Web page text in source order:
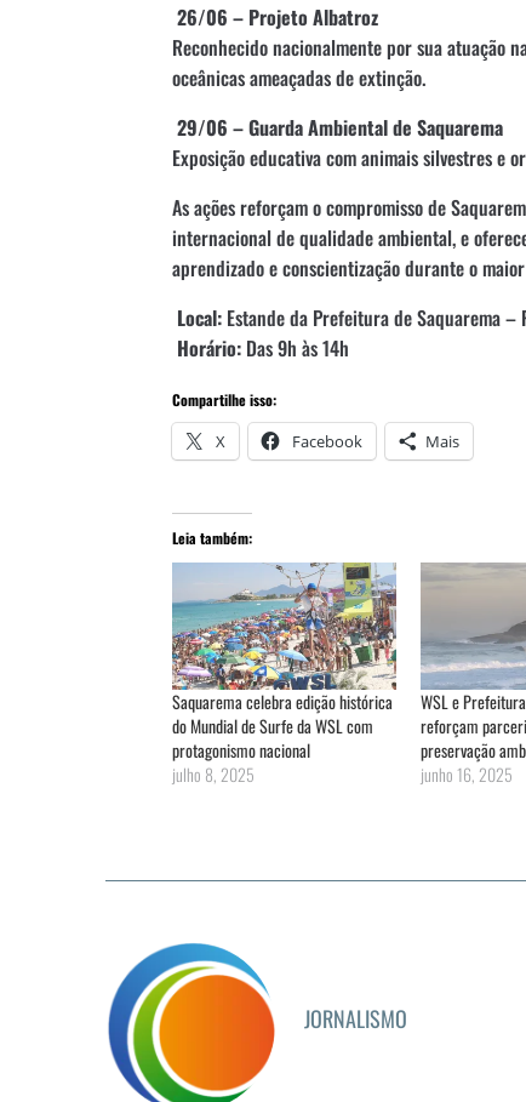
26/06 – Projeto Albatroz
Reconhecido nacionalmente por sua atuação
oceânicas ameaçadas de extinção.
29/06 – Guarda Ambiental de Saquarema
Exposição educativa com animais silvestres e
As ações reforçam o compromisso de
internacional de qualidade ambiental, e
aprendizado e conscientização durante o
Local: Estande da Prefeitura de Saquarema –
Horário: Das 9h às 14h
Compartilhe isso:
X Facebook Mais
Leia também:
Saquarema celebra edição histórica
do Mundial de Surfe da WSL com
protagonismo nacional
julho 8, 2025
WSL e
reforçam
preservação
junho 16, 2025
JORNALISMO